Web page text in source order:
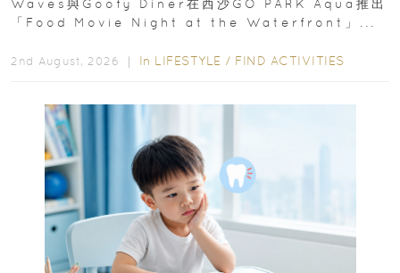
Waves與Goofy Diner在西沙GO PARK Aqua推出
「Food Movie Night at the Waterfront」...
2nd August, 2026 ｜ In LIFESTYLE / FIND ACTIVITIES